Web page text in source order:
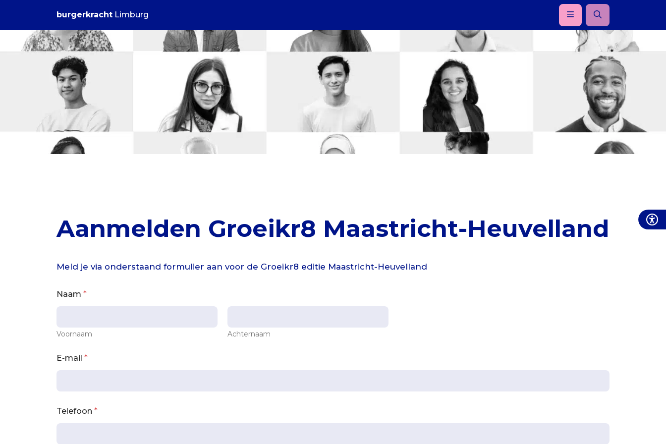
burgerkracht Limburg
Aanmelden Groeikr8 Maastricht-Heuvelland
Meld je via onderstaand formulier aan voor de Groeikr8 editie Maastricht-Heuvelland
Naam *
Voornaam Achternaam
E-mail *
Telefoon *